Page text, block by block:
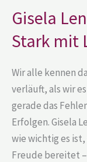
Gisela
Stark mit
Wir alle kennen
verläuft, als wir
gerade das
Erfolgen. Gisela
wie wichtig es
Freude bereitet
Supervisorin
–
Stark
mit
Legasthenie